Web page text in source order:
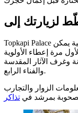
Topkapi Palace مجمّع كبير، لذا فإن تحديد الأقسام الأكثر أهمية يمكن
مرة إعطاء الأولوية
وغرف الآثار المقدسة
والفناء الرابع.
الزوار والتجارب
بمرشد في